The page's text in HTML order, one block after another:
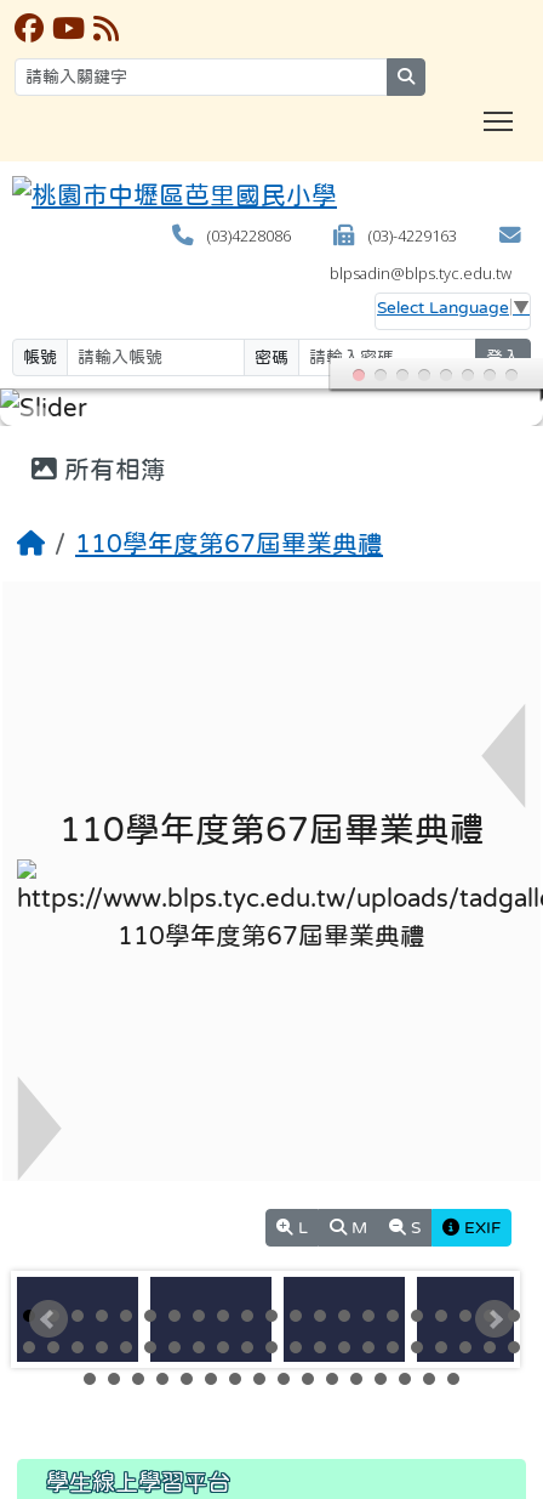
(03)4228086
(03)-4229163
blpsadin@blps.tyc.edu.tw
Select Language ▼
帳號 密碼 登入
所有相簿
110學年度第67屆畢業典禮
110學年度第67屆畢業典禮
L M S EXIF
學生線上學習平台